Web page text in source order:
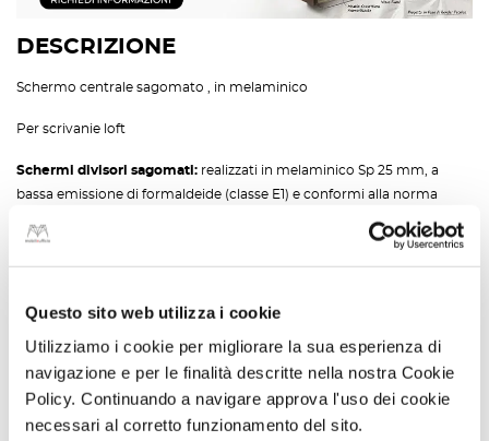
Questo sito web utilizza i cookie
Utilizziamo i cookie per migliorare la sua esperienza di
navigazione e per le finalità descritte nella nostra Cookie
Policy. Continuando a navigare approva l'uso dei cookie
necessari al corretto funzionamento del sito.
DESCRIZIONE
Schermo centrale sagomato , in melaminico
Per scrivanie loft
Schermi divisori sagomati: realizzati in melaminico Sp 25 mm, a
bassa emissione di formaldeide (classe E1) e conformi alla norma
europea armonizzata UNI EN 13986, finitura antiriflesso, bordo
perimetrale in ABS Sp 2 mm. Il fissaggio degli schermi divisori
sagomati avviene tramite morsetti in zama verniciati con polveri
nella parte inferiore telescopica. Nel bordo dello schermo vengono
inserite le bussole in zama per consentire il fissaggio al morsetto
SCOPRI DI PIÙ